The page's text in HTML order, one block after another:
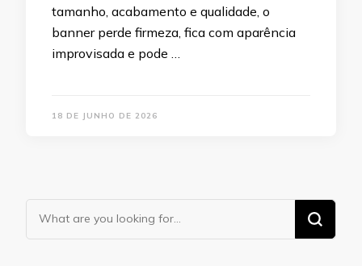
tamanho, acabamento e qualidade, o
banner perde firmeza, fica com aparência
improvisada e pode …
18 DE JUNHO DE 2026
Looking
for